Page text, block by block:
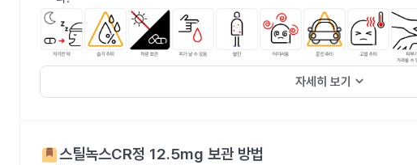
자세히 보기 keyboard_arrow_down
스틸녹스CR정 12.5mg 보관 방법